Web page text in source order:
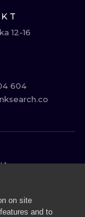
12-16
604
on site
and to